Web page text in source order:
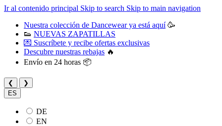
Ir al contenido principal Skip to search Skip to main navigation
Nuestra colección de Dancewear ya está aquí🥳
👟 NUEVAS ZAPATILLAS
💌 Suscríbete y recibe ofertas exclusivas
Descubre nuestras rebajas 🔥
Envío en 24 horas 📦
❮
❯
ES
DE
EN